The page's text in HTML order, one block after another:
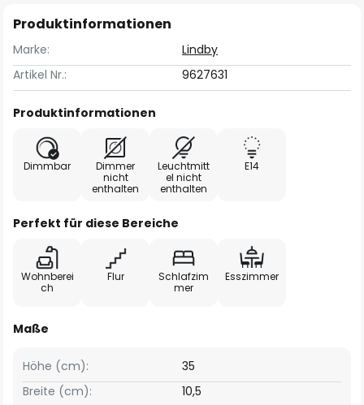
Produktinformationen
Marke:
Lindby
Artikel Nr.:
9627631
Produktinformationen
Dimmbar
Dimmer
nicht
enthalten
Leuchtmitt
el nicht
enthalten
E14
Perfekt für diese Bereiche
Wohnberei
ch
Flur
Schlafzim
mer
Esszimmer
Maße
Breite (cm): 10,5
Höhe (cm): 35